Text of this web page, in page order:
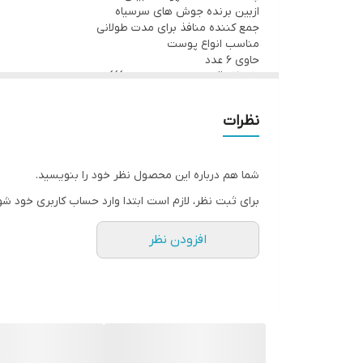
ازبین برنده جوش های سرسیاه
جمع کننده منافذ برای مدت طولانی
مناسب انواع پوست
حاوی 6 عدد
نظرات
شما هم درباره این محصول نظر خود را بنویسید.
برای ثبت نظر، لازم است ابتدا وارد حساب کاربری خود
افزودن نظر